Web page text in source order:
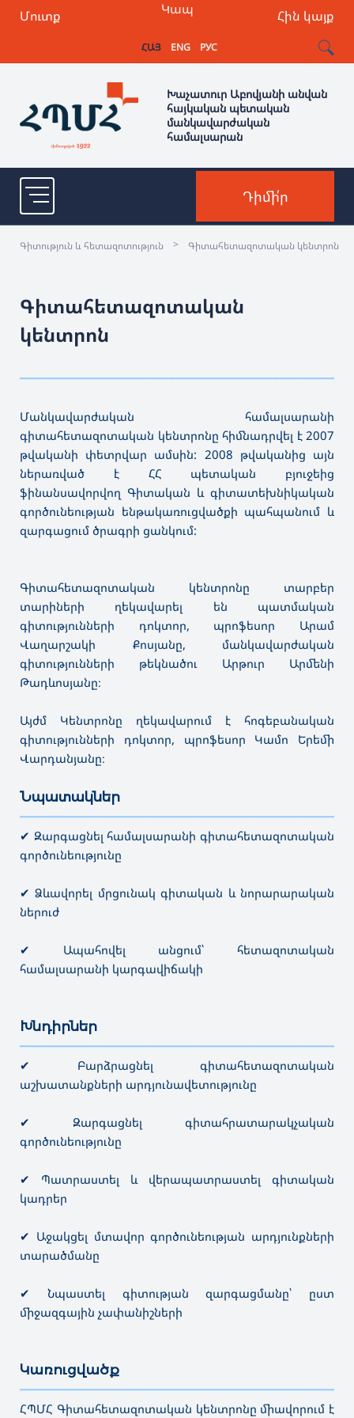
Մուտք Հին կայք
Կապ
ՀԱՅ ENG РУС
Խաչատուր Աբովյանի անվան
հայկական պետական
մանկավարժական
համալսարան
Դիմի՛ր
Գիտություն և հետազոտություն > Գիտահետազոտական կենտրոն
Գիտահետազոտական
կենտրոն
Մանկավարժական համալսարանի
գիտահետազոտական կենտրոնը հիմնադրվել է 2007
թվականի փետրվար ամսին: 2008 թվականից այն
ներառված է ՀՀ պետական բյուջեից
ֆինանսավորվող Գիտական և գիտատեխնիկական
գործունեության ենթակառուցվածքի պահպանում և
զարգացում ծրագրի ցանկում:
Գիտահետազոտական կենտրոնը տարբեր
տարիների ղեկավարել են պատմական
գիտությունների դոկտոր, պրոֆեսոր Արամ
Վաղարշակի Քոսյանը, մանկավարժական
գիտությունների թեկնածու Արթուր Արմենի
Թադևոսյանը։
Այժմ Կենտրոնը ղեկավարում է հոգեբանական
գիտությունների դոկտոր, պրոֆեսոր Կամո Երեմի
Վարդանյանը։
Նպատակներ
✔ Զարգացնել համալսարանի գիտահետազոտական
գործունեությունը
✔ Ձևավորել մրցունակ գիտական և նորարարական
ներուժ
✔ Ապահովել անցում՝ հետազոտական
համալսարանի կարգավիճակի
Խնդիրներ
✔ Բարձրացնել գիտահետազոտական
աշխատանքների արդյունավետությունը
✔ Զարգացնել գիտահրատարակչական
գործունեությունը
✔ Պատրաստել և վերապատրաստել գիտական
կադրեր
✔ Աջակցել մտավոր գործունեության արդյունքների
տարածմանը
✔ Նպաստել գիտության զարգացմանը՝ ըստ
միջազգային չափանիշների
Կառուցվածք
ՀՊՄՀ Գիտահետազոտական կենտրոնը միավորում է